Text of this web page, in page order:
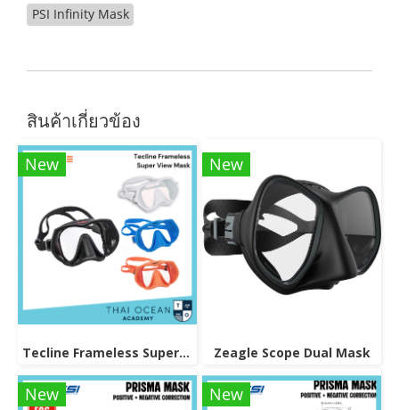
PSI Infinity Mask
สินค้าเกี่ยวข้อง
New
Tecline Frameless Super View Mask
New
Zeagle Scope Dual Mask
New New